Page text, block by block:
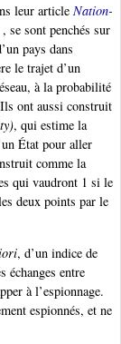
leur article Nation-
, se sont penchés sur
pays dans
le trajet d’un
à la probabilité
ont aussi construit
, qui estime la
État pour aller
comme la
qui vaudront 1 si le
deux points par le
, d’un indice de
échanges entre
à l’espionnage.
espionnés, et ne